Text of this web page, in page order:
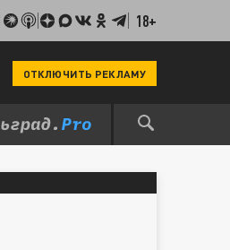
18+
ОТКЛЮЧИТЬ РЕКЛАМУ